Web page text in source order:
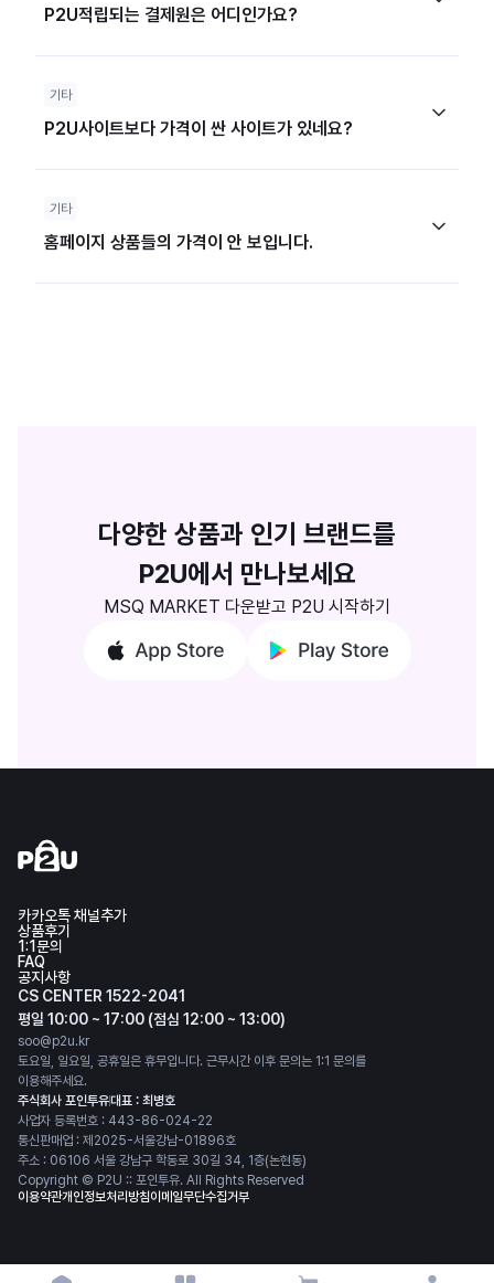
카카오톡 채널추가
상품후기
1:1문의
FAQ
공지사항
CS CENTER 1522-2041
평일 10:00 ~ 17:00 (점심 12:00 ~ 13:00)
soo@p2u.kr
토요일, 일요일, 공휴일은 휴무입니다. 근무시간 이후 문의는 1:1 문의를
이용해주세요.
주식회사 포인투유대표 : 최병호
사업자 등록번호 : 443-86-024-22
통신판매업 : 제2025-서울강남-01896호
주소 : 06106 서울 강남구 학동로 30길 34, 1층(논현동)
Copyright © P2U :: 포인투유. All Rights Reserved
이용약관개인정보처리방침이메일무단수집거부